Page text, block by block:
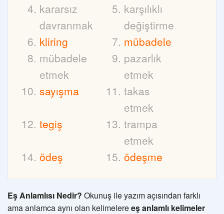
kararsız
davranmak
karşılıklı
değiştirme
kliring
mübadele
mübadele
etmek
pazarlık
etmek
sayışma
takas
etmek
tegiş
trampa
etmek
ödeş
ödeşme
Eş Anlamlısı Nedir? Okunuş ile yazım açısından farklı
ama anlamca aynı olan kelimelereeş anlamlı kelimeler